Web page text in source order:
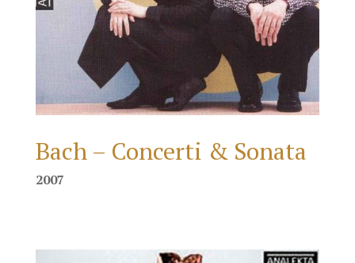
Bach – Concerti & Sonata
2007